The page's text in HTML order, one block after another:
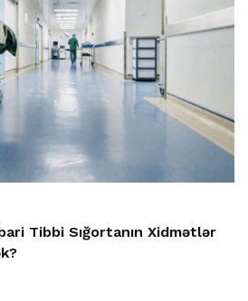
Tibbi Sığortanın Xidmətlər